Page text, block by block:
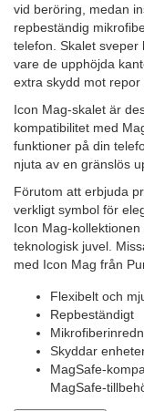
vid beröring, medan
repbeständig
telefon. Skalet sveper
vare de upphöjda
extra skydd mot repor
Icon Mag-skalet är
kompatibilitet med
funktioner på din
njuta av en gränslös
Förutom att erbjuda
verkligt symbol för
Icon Mag-
teknologisk juvel.
med Icon Mag från
Flexibelt och
Repbeständigt
Skyddar
MagSafe-
MagSafe-